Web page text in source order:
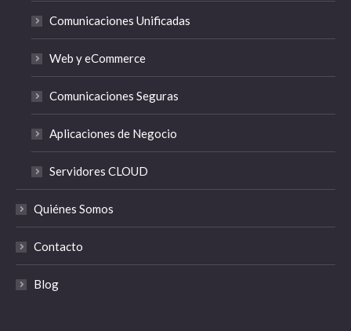
Comunicaciones Unificadas
Web y eCommerce
Comunicaciones Seguras
Aplicaciones de Negocio
Servidores CLOUD
Quiénes Somos
Contacto
Blog